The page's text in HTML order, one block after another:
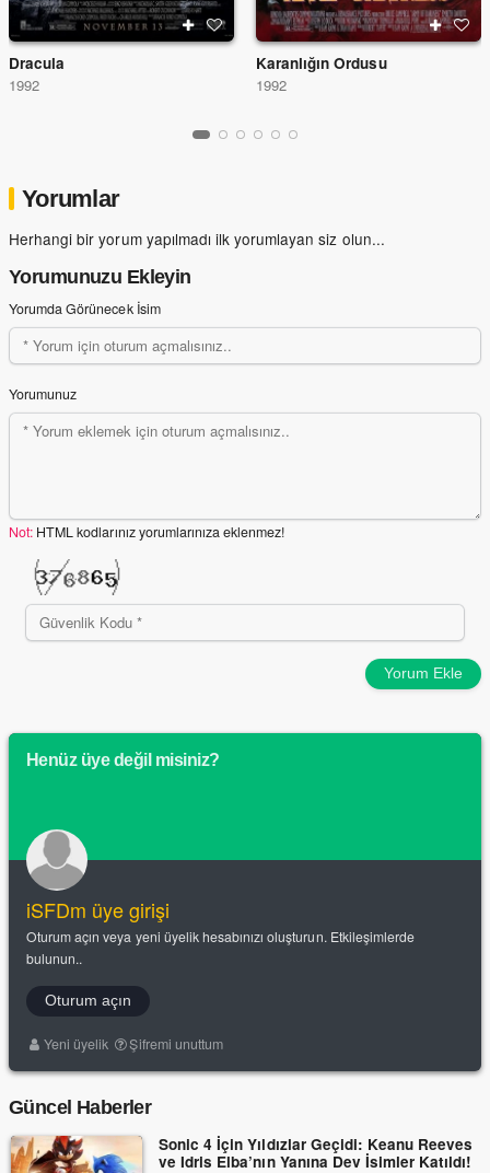
Dracula
1992
Karanlığın Ordusu
1992
Yorumlar
Herhangi bir yorum yapılmadı ilk yorumlayan siz olun...
Yorumunuzu Ekleyin
Yorumda Görünecek İsim
Yorumunuz
Not: HTML kodlarınız yorumlarınıza eklenmez!
Yorum Ekle
Henüz üye değil misiniz?
iSFDm üye girişi
Oturum açın veya yeni üyelik hesabınızı oluşturun. Etkileşimlerde
bulunun..
Oturum açın
Yeni üyelik Şifremi unuttum
Güncel Haberler
Sonic 4 İçin Yıldızlar Geçidi: Keanu Reeves
ve Idris Elba’nın Yanına Dev İsimler Katıldı!